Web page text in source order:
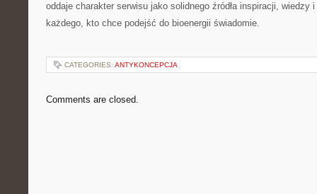
oddaje charakter serwisu jako solidnego źródła inspiracji, wiedzy
każdego, kto chce podejść do bioenergii świadomie.
CATEGORIES: ANTYKONCEPCJA
Comments are closed.